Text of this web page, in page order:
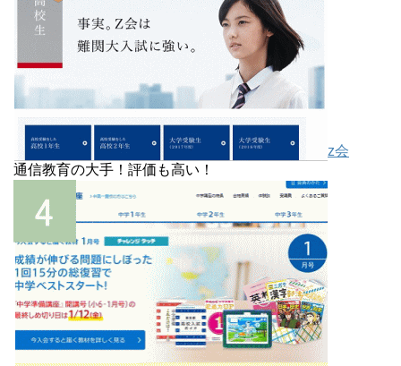
z会
通信教育の大手！評価も高い！